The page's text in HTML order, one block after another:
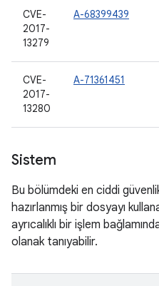
CVE-
2017-
13279
A-68399439
CVE-
2017-
13280
A-71361451
Sistem
Bu bölümdeki en ciddi
hazırlanmış bir dosyayı
ayrıcalıklı bir işlem
olanak tanıyabilir.